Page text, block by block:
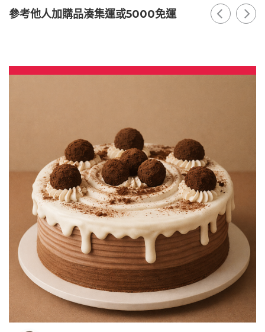
參考他人加購品湊集運或5000免運